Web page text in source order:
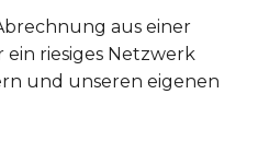
aus einer
riesiges Netzwerk
und unseren eigenen